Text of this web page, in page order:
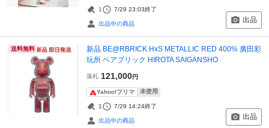
1 7/29 23:03終了
出品中の商品 出品
送料無料
新品 BE@RBRICK HxS METALLIC RED 400% 廣田彩
玩所 ベアブリック HIROTA SAIGANSHO
落札 121,000円
Yahoo!フリマ 未使用
1 7/29 14:24終了
出品中の商品 出品